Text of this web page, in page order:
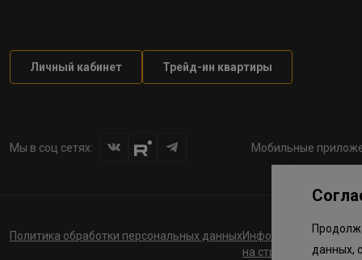
Личный кабинет Трейд-ин квартиры
Мы в соц сетях: Мобильные
Политика обработки персональных данныхИнформация о
на строительство
данных,